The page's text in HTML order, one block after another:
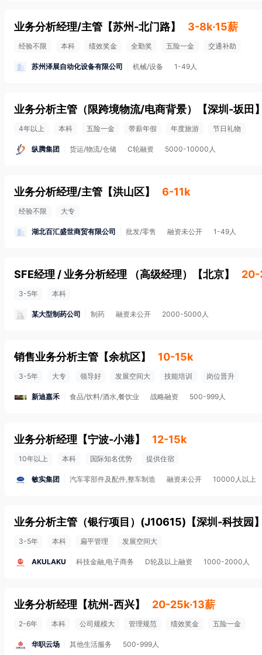
业务分析经理/主管 【苏州-北门路】 3-8k·15薪
经验不限 本科 绩效奖金 全勤奖 五险一金 交通补助
苏州泽展自动化设备有限公司 机械/设备 1-49人
业务分析主管（限跨境物流/电商背景） 【深圳-坂田
4年以上 本科 五险一金 带薪年假 年度旅游 节日礼物
纵腾集团 货运/物流/仓储 C轮融资 5000-10000人
业务分析经理/主管 【洪山区】 6-11k
经验不限 大专
湖北百汇盛世商贸有限公司 批发/零售 融资未公开 1-49人
SFE经理 / 业务分析经理 （高级经理） 【北京】 20-
3-5年 本科
某大型制药公司 制药 融资未公开 2000-5000人
销售业务分析主管 【余杭区】 10-15k
3-5年 大专 领导好 发展空间大 技能培训 岗位晋升
新迪嘉禾 食品/饮料/酒水,餐饮业 战略融资 500-999人
业务分析经理 【宁波-小港】 12-15k
10年以上 本科 国际知名优势 提供住宿
敏实集团 汽车零部件及配件,整车制造 融资未公开 10000人以上
业务分析主管（银行项目）(J10615) 【深圳-科技园
3-5年 本科 扁平管理 发展空间大
AKULAKU 科技金融,电子商务 D轮及以上融资 1000-2000人
业务分析经理 【杭州-西兴】 20-25k·13薪
2-6年 本科 公司规模大 管理规范 绩效奖金 五险一金
华职云场 其他生活服务 500-999人